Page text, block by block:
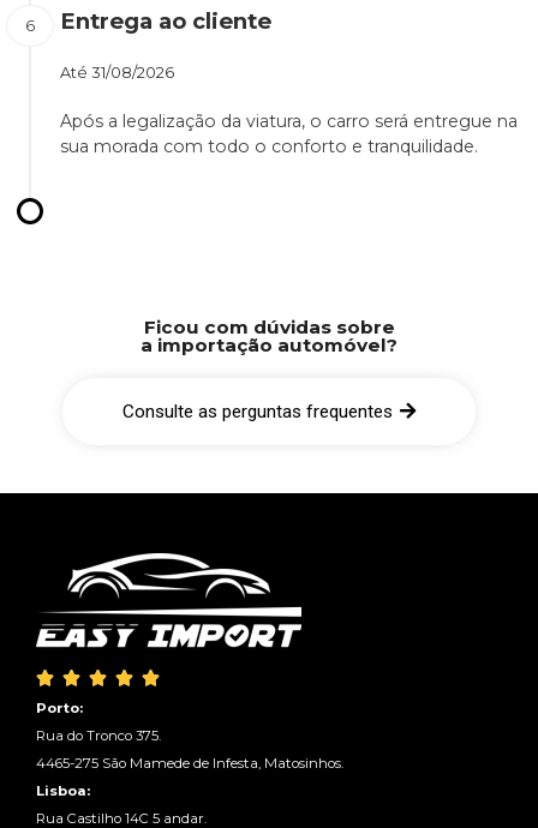
Entrega ao cliente
Até 31/08/2026
Após a legalização da viatura, o carro será entregue na
sua morada com todo o conforto e tranquilidade.
Ficou com dúvidas sobre
a importação automóvel?
Consulte as perguntas frequentes
    
Porto:
Rua do Tronco 375.
4465-275 São Mamede de Infesta, Matosinhos.
Lisboa:
Rua Castilho 14C 5 andar.